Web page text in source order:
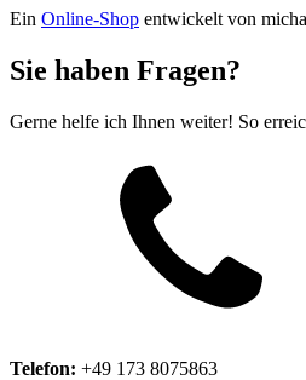
Ein Online-Shop entwickelt von
Sie haben Fragen?
Gerne helfe ich Ihnen weiter! So
Telefon: +49 173 8075863